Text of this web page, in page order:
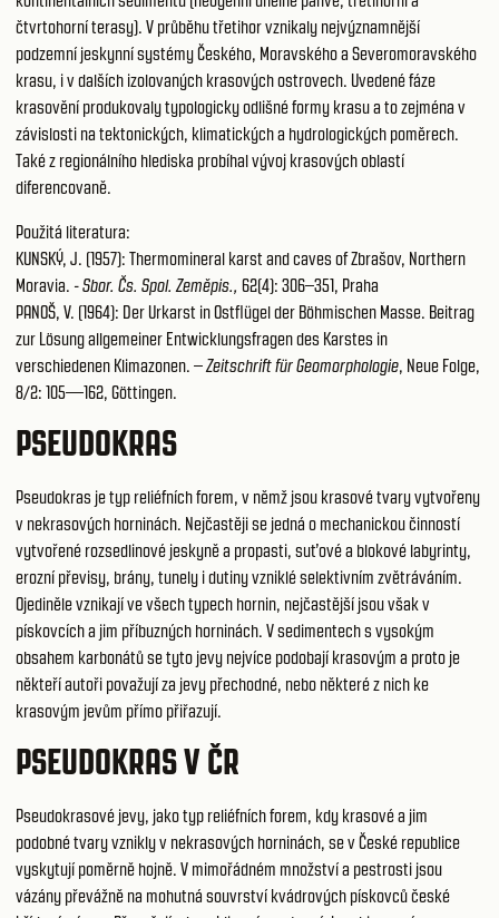
čtvrtohorní terasy). V průběhu třetihor vznikaly nejvýznamnější
podzemní jeskynní systémy Českého, Moravského a Severomoravského
krasu, i v dalších izolovaných krasových ostrovech. Uvedené fáze
krasovění produkovaly typologicky odlišné formy krasu a to zejména v
závislosti na tektonických, klimatických a hydrologických poměrech.
Také z regionálního hlediska probíhal vývoj krasových oblastí
diferencovaně.
Použitá literatura:
KUNSKÝ, J. (1957): Thermomineral karst and caves of Zbrašov, Northern
Moravia. -Sbor. Čs. Spol. Zeměpis., 62(4): 306–351, Praha
PANOŠ, V. (1964): Der Urkarst in Ostflügel der Böhmischen Masse. Beitrag
zur Lösung allgemeiner Entwicklungsfragen des Karstes in
verschiedenen Klimazonen. –Zeitschrift für Geomorphologie, Neue Folge,
8/2: 105—162, Göttingen.
PSEUDOKRAS
Pseudokras je typ reliéfních forem, v němž jsou krasové tvary vytvořeny
v nekrasových horninách. Nejčastěji se jedná o mechanickou činností
vytvořené rozsedlinové jeskyně a propasti, suťové a blokové labyrinty,
erozní převisy, brány, tunely i dutiny vzniklé selektivním zvětráváním.
Ojediněle vznikají ve všech typech hornin, nejčastější jsou však v
pískovcích a jim příbuzných horninách. V sedimentech s vysokým
obsahem karbonátů se tyto jevy nejvíce podobají krasovým a proto je
někteří autoři považují za jevy přechodné, nebo některé z nich ke
krasovým jevům přímo přiřazují.
PSEUDOKRAS V ČR
Pseudokrasové jevy, jako typ reliéfních forem, kdy krasové a jim
podobné tvary vznikly v nekrasových horninách, se v České republice
vyskytují poměrně hojně. V mimořádném množství a pestrosti jsou
vázány převážně na mohutná souvrství kvádrových pískovců české